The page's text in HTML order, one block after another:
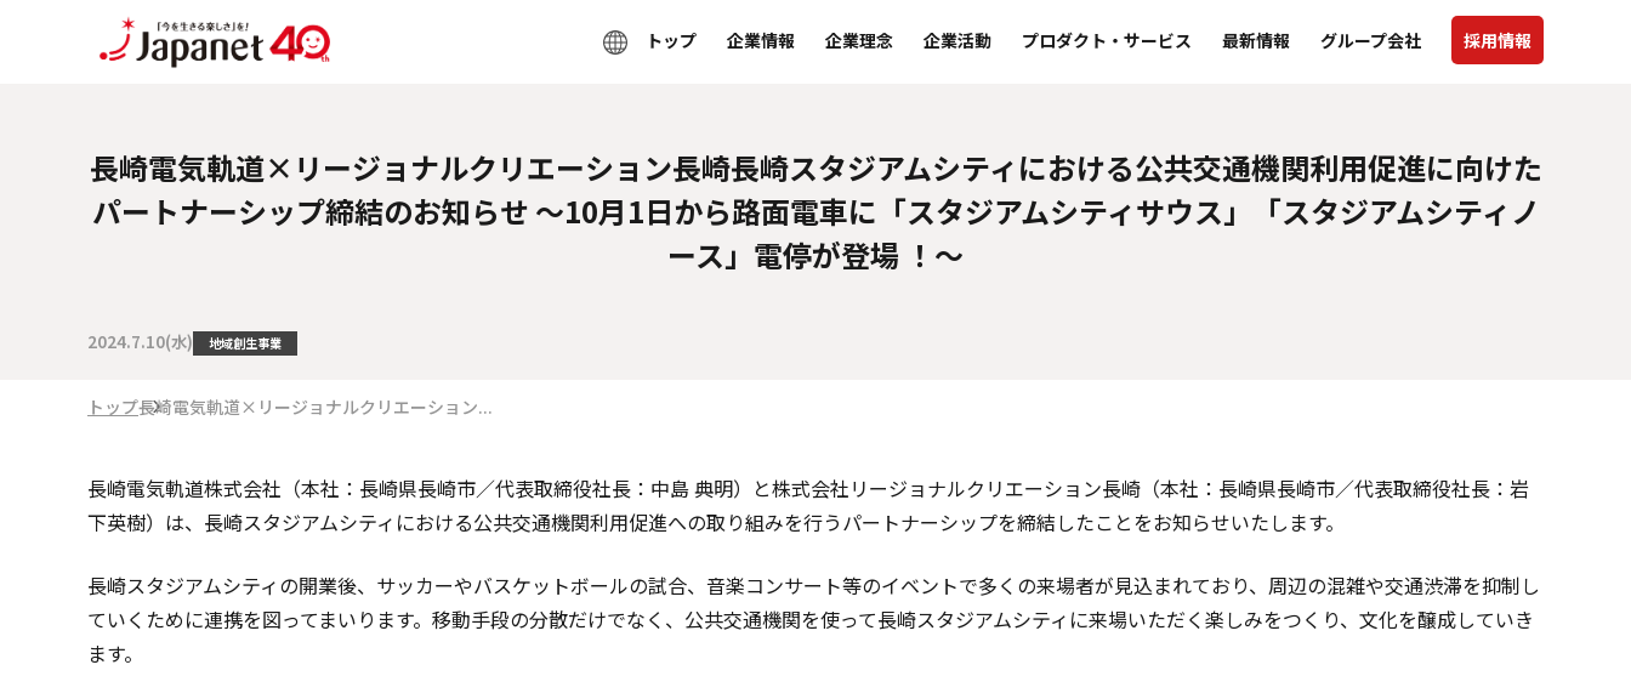
トップ 企業情報 企業理念 企業活動 プロダクト・サービス 最新情報 グループ会社 採用情報
長崎電気軌道×リージョナルクリエーション長崎長崎スタジアムシティにおける公共交通機関利用促進に向けた
パートナーシップ締結のお知らせ ～10月1日から路面電車に「スタジアムシティサウス」「スタジアムシティノ
ース」電停が登場 ！～
2024.7.10(水) 地域創生事業
トップ長崎電気軌道×リージョナルクリエーション...
長崎電気軌道株式会社（本社：長崎県長崎市／代表取締役社長：中島 典明）と株式会社リージョナルクリエーション長崎（本社：長崎県長崎市／代表取締役社長：岩
下英樹）は、長崎スタジアムシティにおける公共交通機関利用促進への取り組みを行うパートナーシップを締結したことをお知らせいたします。
長崎スタジアムシティの開業後、サッカーやバスケットボールの試合、音楽コンサート等のイベントで多くの来場者が見込まれており、周辺の混雑や交通渋滞を抑制し
ていくために連携を図ってまいります。移動手段の分散だけでなく、公共交通機関を使って長崎スタジアムシティに来場いただく楽しみをつくり、文化を醸成していき
ます。